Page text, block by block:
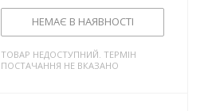
НЕМАЄ В НАЯВНОСТІ
ТОВАР НЕДОСТУПНИЙ. ТЕРМІН
ПОСТАЧАННЯ НЕ ВКАЗАНО